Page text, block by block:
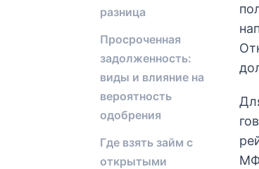
разница
Просроченная
задолженность:
виды и влияние на
вероятность
одобрения
Где взять займ с
открытыми